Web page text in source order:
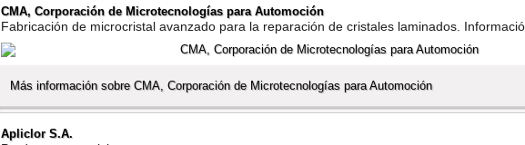
CMA, Corporación de Microtecnologí­as para Automoción
Fabricación de microcristal avanzado para la reparación de cristales laminados.
Más información sobre CMA, Corporación de Microtecnologí­as para Automoción
Apliclor S.A.